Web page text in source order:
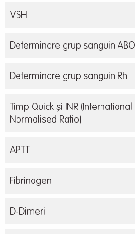
VSH
Determinare grup sanguin ABO
Determinare grup sanguin Rh
Timp Quick și INR (International
Normalised Ratio)
APTT
Fibrinogen
D-Dimeri